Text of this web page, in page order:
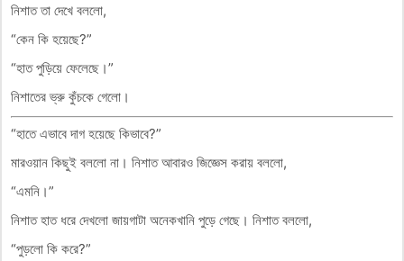
নিশাত তা দেখে বললো,
“কেন কি হয়েছে?”
“হাত পুড়িয়ে ফেলেছে।”
নিশাতের ভ্রু কুঁচকে গেলো।
“হাতে এভাবে দাগ হয়েছে কিভাবে?”
মারওয়ান কিছুই বললো না। নিশাত আবারও জিজ্ঞেস করায় বললো,
“এমনি।”
নিশাত হাত ধরে দেখলো জায়গাটা অনেকখানি পুড়ে গেছে। নিশাত বললো,
“পুড়লো কি করে?”